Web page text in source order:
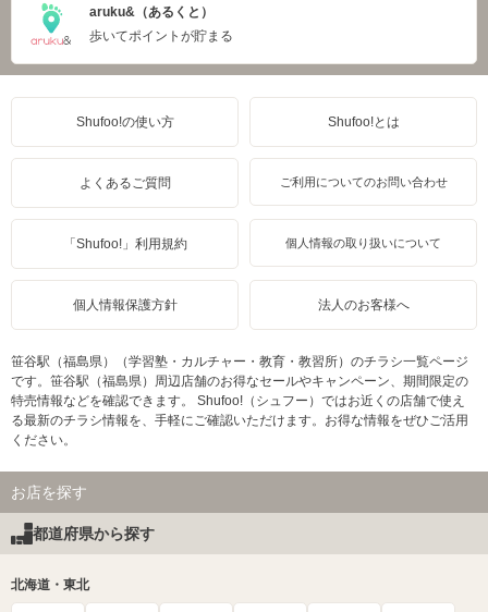
aruku&（あるくと）
歩いてポイントが貯まる
Shufoo!の使い方 Shufoo!とは
よくあるご質問 ご利用についてのお問い合わせ
「Shufoo!」利用規約 個人情報の取り扱いについて
個人情報保護方針 法人のお客様へ
笹谷駅（福島県）（学習塾・カルチャー・教育・教習所）のチラシ一覧ページ
です。笹谷駅（福島県）周辺店舗のお得なセールやキャンペーン、期間限定の
特売情報などを確認できます。 Shufoo!（シュフー）ではお近くの店舗で使え
る最新のチラシ情報を、手軽にご確認いただけます。お得な情報をぜひご活用
ください。
お店を探す
都道府県から探す
北海道・東北